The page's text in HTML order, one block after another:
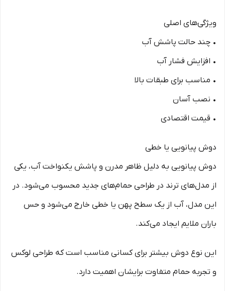
ویژگی‌های اصلی
• چند حالت پاشش آب
• افزایش فشار آب
• مناسب برای طبقات بالا
• نصب آسان
• قیمت اقتصادی
دوش پیانویی یا خطی
دوش پیانویی به دلیل ظاهر مدرن و پاشش یکنواخت آب، یکی
از مدل‌های ترند در طراحی حمام‌های جدید محسوب می‌شود. در
این مدل، آب از یک سطح پهن یا خطی خارج می‌شود و حس
باران ملایم ایجاد می‌کند.
این نوع دوش بیشتر برای کسانی مناسب است که طراحی لوکس
و تجربه حمام متفاوت برایشان اهمیت دارد.